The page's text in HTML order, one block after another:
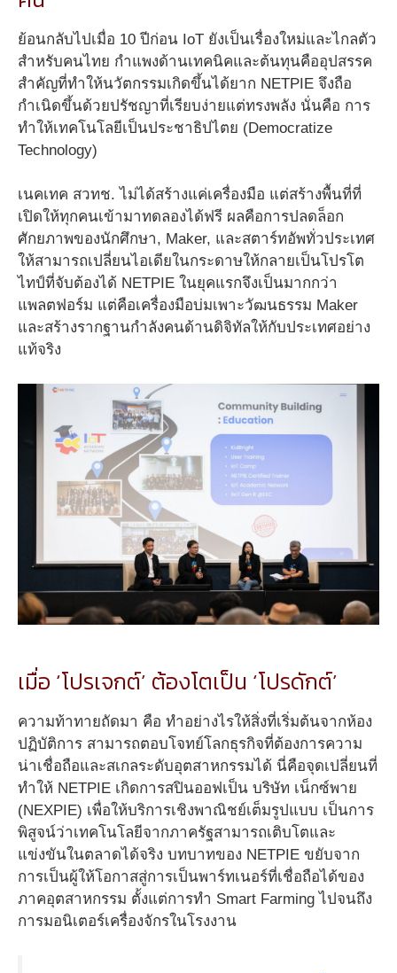
ย้อนกลับไปเมื่อ 10 ปีก่อน IoT ยังเป็นเรื่องใหม่และไกลตัว
สำหรับคนไทย กำแพงด้านเทคนิคและต้นทุนคืออุปสรรค
สำคัญที่ทำให้นวัตกรรมเกิดขึ้นได้ยาก NETPIE จึงถือ
กำเนิดขึ้นด้วยปรัชญาที่เรียบง่ายแต่ทรงพลัง นั่นคือ การ
ทำให้เทคโนโลยีเป็นประชาธิปไตย (Democratize
Technology)
เนคเทค สวทช. ไม่ได้สร้างแค่เครื่องมือ แต่สร้างพื้นที่ที่
เปิดให้ทุกคนเข้ามาทดลองได้ฟรี ผลคือการปลดล็อก
ศักยภาพของนักศึกษา, Maker, และสตาร์ทอัพทั่วประเทศ
ให้สามารถเปลี่ยนไอเดียในกระดาษให้กลายเป็นโปรโต
ไทป์ที่จับต้องได้ NETPIE ในยุคแรกจึงเป็นมากกว่า
แพลตฟอร์ม แต่คือเครื่องมือบ่มเพาะวัฒนธรรม Maker
และสร้างรากฐานกำลังคนด้านดิจิทัลให้กับประเทศอย่าง
แท้จริง
เมื่อ ‘โปรเจกต์’ ต้องโตเป็น ‘โปรดักต์’
ความท้าทายถัดมา คือ ทำอย่างไรให้สิ่งที่เริ่มต้นจากห้อง
ปฏิบัติการ สามารถตอบโจทย์โลกธุรกิจที่ต้องการความ
น่าเชื่อถือและสเกลระดับอุตสาหกรรมได้ นี่คือจุดเปลี่ยนที่
ทำให้ NETPIE เกิดการสปินออฟเป็น บริษัท เน็กซ์พาย
(NEXPIE) เพื่อให้บริการเชิงพาณิชย์เต็มรูปแบบ เป็นการ
พิสูจน์ว่าเทคโนโลยีจากภาครัฐสามารถเติบโตและ
แข่งขันในตลาดได้จริง บทบาทของ NETPIE ขยับจาก
การเป็นผู้ให้โอกาสสู่การเป็นพาร์ทเนอร์ที่เชื่อถือได้ของ
ภาคอุตสาหกรรม ตั้งแต่การทำ Smart Farming ไปจนถึง
การมอนิเตอร์เครื่องจักรในโรงงาน